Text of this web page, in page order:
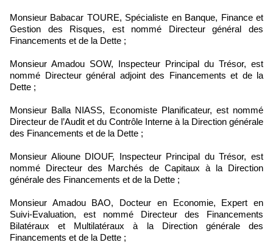
Monsieur Babacar TOURE, Spécialiste en Banque, Finance et
Gestion des Risques, est nommé Directeur général des
Financements et de la Dette ;
Monsieur Amadou SOW, Inspecteur Principal du Trésor, est
nommé Directeur général adjoint des Financements et de la
Dette ;
Monsieur Balla NIASS, Economiste Planificateur, est nommé
Directeur de l’Audit et du Contrôle Interne à la Direction générale
des Financements et de la Dette ;
Monsieur Alioune DIOUF, Inspecteur Principal du Trésor, est
nommé Directeur des Marchés de Capitaux à la Direction
générale des Financements et de la Dette ;
Monsieur Amadou BAO, Docteur en Economie, Expert en
Suivi-Evaluation, est nommé Directeur des Financements
Bilatéraux et Multilatéraux à la Direction générale des
Financements et de la Dette ;